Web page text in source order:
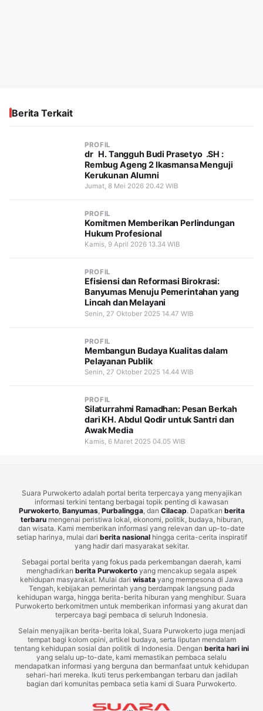
Berita Terkait
PROFIL
dr H. Tangguh Budi Prasetyo .SH :
Rembug Ageng 2 Ikasmansa Menguji
Kerukunan Alumni
Jumat, 8 Mei 2026 20.42 WIB
PROFIL
Komitmen Memberikan Perlindungan
Hukum Profesional
Kamis, 9 April 2026 13.34 WIB
PROFIL
Efisiensi dan Reformasi Birokrasi:
Banyumas Menuju Pemerintahan yang
Lincah dan Melayani
Senin, 27 Oktober 2025 14.47 WIB
PROFIL
Membangun Budaya Kualitas dalam
Pelayanan Publik
Senin, 27 Oktober 2025 14.44 WIB
PROFIL
Silaturrahmi Ramadhan: Pesan Berkah
dari KH. Abdul Qodir untuk Santri dan
Awak Media
Kamis, 6 Maret 2025 04.05 WIB
Suara Purwokerto adalah portal berita terpercaya yang menyajikan
informasi terkini tentang berbagai topik penting di kawasan
Purwokerto, Banyumas, Purbalingga, dan Cilacap. Dapatkan berita
terbarumengenai peristiwa lokal, ekonomi, politik, budaya, hiburan,
dan wisata. Kami memberikan informasi yang relevan dan up-to-date
setiap harinya, mulai dari berita nasionalhingga cerita-cerita inspiratif
yang hadir dari masyarakat sekitar.
Sebagai portal berita yang fokus pada perkembangan daerah, kami
menghadirkan berita Purwokertoyang mencakup segala aspek
kehidupan masyarakat. Mulai dari wisata yang mempesona di Jawa
Tengah, kebijakan pemerintah yang berdampak langsung pada
kehidupan warga, hingga berita-berita hiburan yang menghibur. Suara
Purwokerto berkomitmen untuk memberikan informasi yang akurat dan
terpercaya bagi pembaca di seluruh Indonesia.
Selain menyajikan berita-berita lokal, Suara Purwokerto juga menjadi
tempat bagi kolom opini, artikel budaya, serta liputan mendalam
tentang kehidupan sosial dan politik di Indonesia. Dengan berita hari ini
yang selalu up-to-date, kami memastikan pembaca selalu
mendapatkan informasi yang berguna dan bermanfaat untuk kehidupan
sehari-hari mereka. Ikuti terus perkembangan terbaru dan jadilah
bagian dari komunitas pembaca setia kami di Suara Purwokerto.